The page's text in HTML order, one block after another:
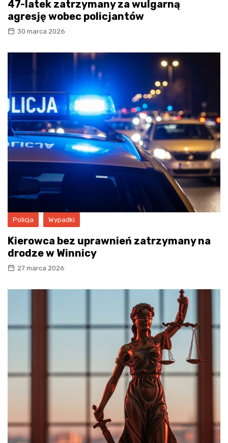
47-latek zatrzymany za wulgarną
agresję wobec policjantów
30 marca 2026
Policja Wypadki
Kierowca bez uprawnień zatrzymany na
drodze w Winnicy
27 marca 2026